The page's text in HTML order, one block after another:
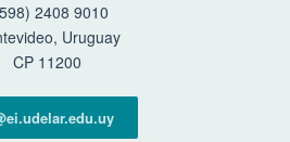
2408 9010
Uruguay
CP 11200